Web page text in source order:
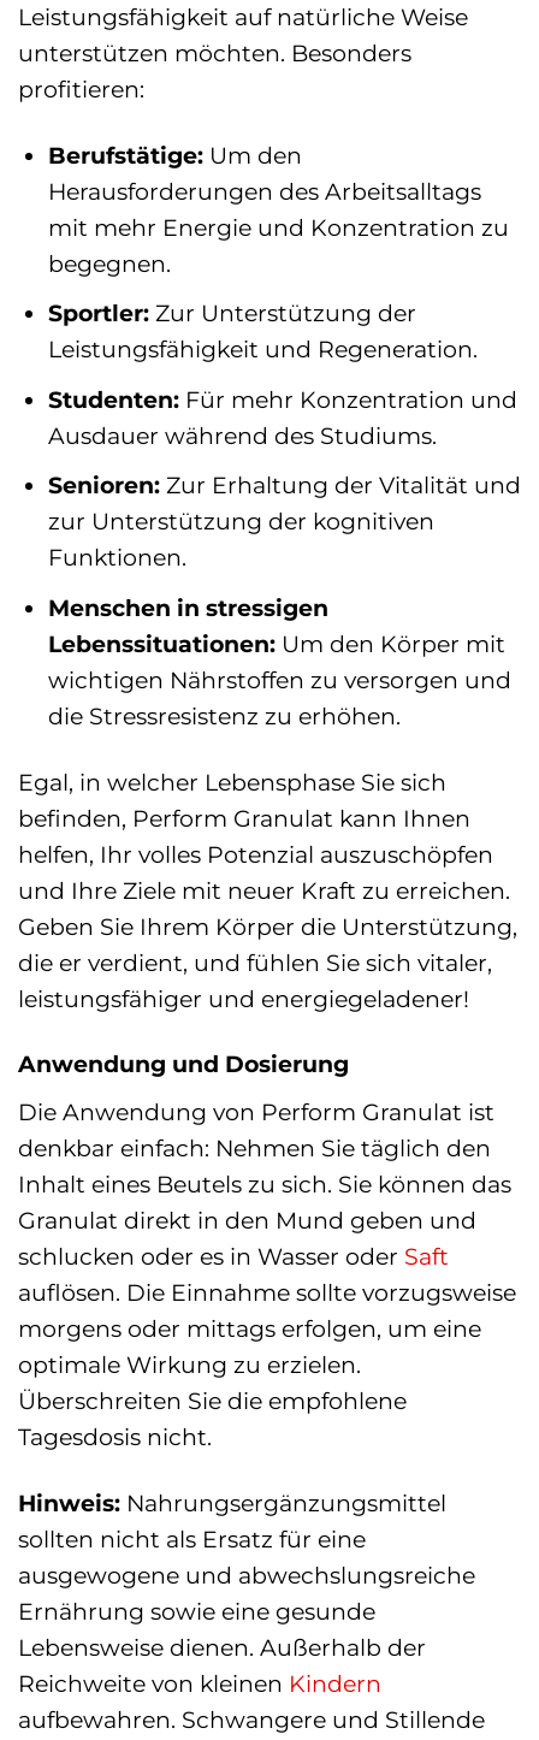
Leistungsfähigkeit auf natürliche Weise
unterstützen möchten. Besonders
profitieren:
Berufstätige:Um den
Herausforderungen des Arbeitsalltags
mit mehr Energie und Konzentration zu
begegnen.
Sportler:Zur Unterstützung der
Leistungsfähigkeit und Regeneration.
Studenten:Für mehr Konzentration und
Ausdauer während des Studiums.
Senioren:Zur Erhaltung der Vitalität und
zur Unterstützung der kognitiven
Funktionen.
Menschen in stressigen
Lebenssituationen:Um den Körper mit
wichtigen Nährstoffen zu versorgen und
die Stressresistenz zu erhöhen.
Egal, in welcher Lebensphase Sie sich
befinden, Perform Granulat kann Ihnen
helfen, Ihr volles Potenzial auszuschöpfen
und Ihre Ziele mit neuer Kraft zu erreichen.
Geben Sie Ihrem Körper die Unterstützung,
die er verdient, und fühlen Sie sich vitaler,
leistungsfähiger und energiegeladener!
Anwendung und Dosierung
Die Anwendung von Perform Granulat ist
denkbar einfach: Nehmen Sie täglich den
Inhalt eines Beutels zu sich. Sie können das
Granulat direkt in den Mund geben und
schlucken oder es in Wasser oder Saft
auflösen. Die Einnahme sollte vorzugsweise
morgens oder mittags erfolgen, um eine
optimale Wirkung zu erzielen.
Überschreiten Sie die empfohlene
Tagesdosis nicht.
Hinweis: Nahrungsergänzungsmittel
sollten nicht als Ersatz für eine
ausgewogene und abwechslungsreiche
Ernährung sowie eine gesunde
Lebensweise dienen. Außerhalb der
Reichweite von kleinen Kindern
aufbewahren. Schwangere und Stillende